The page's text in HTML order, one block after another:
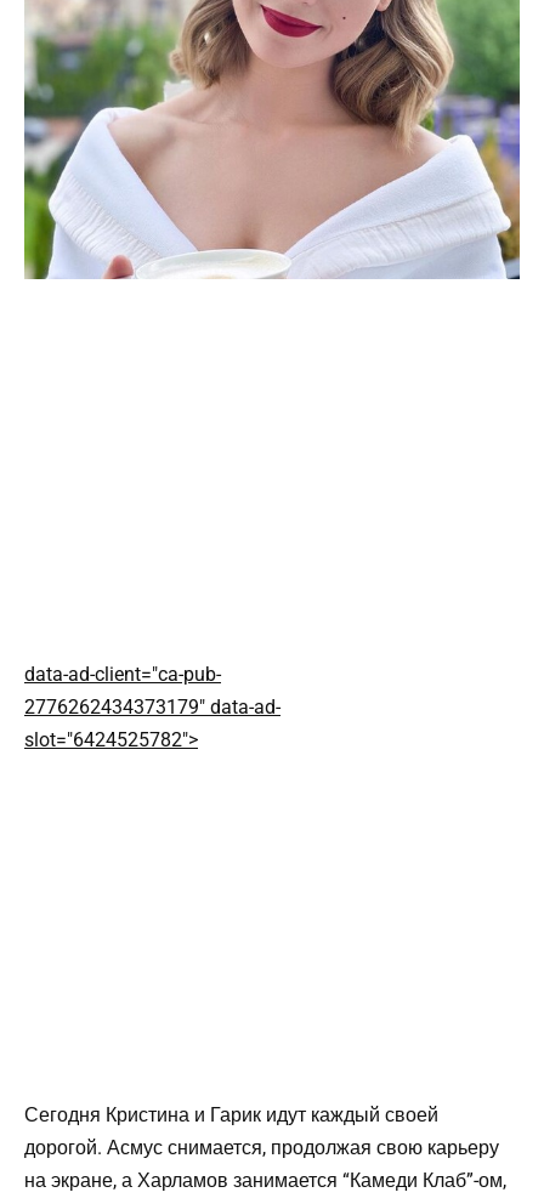
data-ad-client="ca-pub-
2776262434373179" data-ad-
slot="6424525782">
Сегодня Кристина и Гарик идут каждый своей
дорогой. Асмус снимается, продолжая свою карьеру
на экране, а Харламов занимается “Камеди Клаб”-ом,